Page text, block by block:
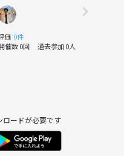
価 0件
催数 0回 過去参加 0人
ロードが必要です